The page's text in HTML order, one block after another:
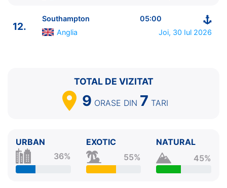
12.
Southampton
05:00
Anglia
Joi, 30 Iul 2026
TOTAL DE VIZITAT
9 ORASE DIN 7 TARI
URBAN
36%
EXOTIC
55%
NATURAL
45%